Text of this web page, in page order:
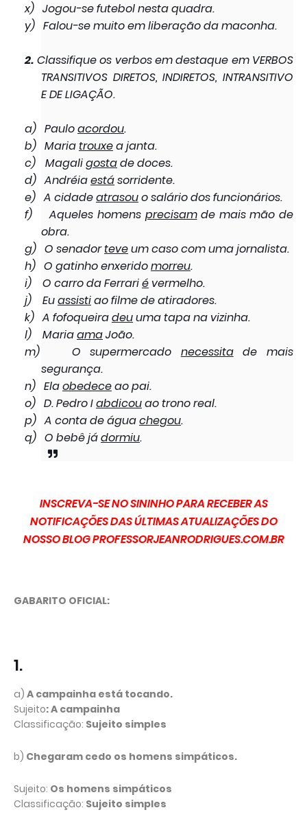
x) Jogou-se futebol nesta quadra.
y) Falou-se muito em liberação da maconha.
2. Classifique os verbos em destaque em VERBOS
TRANSITIVOS DIRETOS, INDIRETOS, INTRANSITIVO
E DE LIGAÇÃO.
a) Pauloacordou.
b) Mariatrouxea janta.
c)
Magaligostade doces.
d) Andréiaestásorridente.
e) A cidadeatrasouo salário dos funcionários.
f)
Aqueles homens precisamde mais mão de
obra.
g) O senadorteveum caso com uma jornalista.
h) O gatinho enxeridomorreu.
i)
O carro da Ferrarié vermelho.
j)
Euassistiao filme de atiradores.
k) A fofoqueiradeuuma tapa na vizinha.
l)
MariaamaJoão.
m)
O supermercado necessitade mais
segurança.
n) Elaobedeceao pai.
o) D. Pedro Iabdicouao trono real.
p) A conta de águachegou.
q) O bebê jádormiu.
INSCREVA-SE NO SININHO PARA RECEBER AS
NOTIFICAÇÕES DAS ÚLTIMAS ATUALIZAÇÕES DO
NOSSO BLOG PROFESSORJEANRODRIGUES.COM.BR
GABARITO OFICIAL:
1.
a) A campainha está tocando.
Sujeito: A campainha
Classificação: Sujeito simples
b) Chegaram cedo os homens simpáticos.
Sujeito: Os homens simpáticos
Classificação: Sujeito simples